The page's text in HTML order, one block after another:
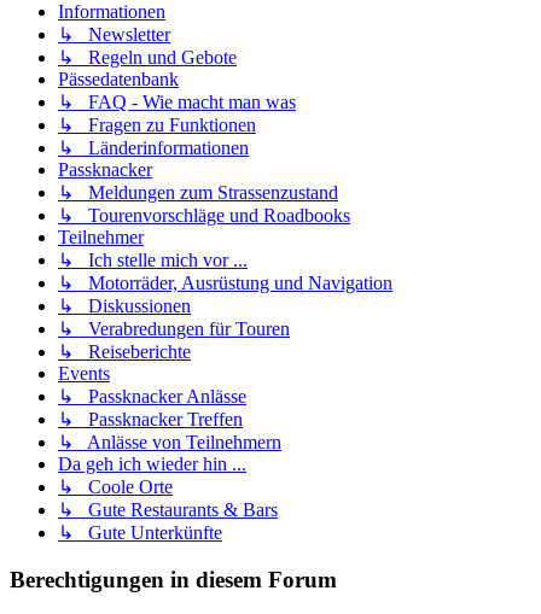
Informationen
↳ Newsletter
↳ Regeln und Gebote
Pässedatenbank
↳ FAQ - Wie macht man was
↳ Fragen zu Funktionen
↳ Länderinformationen
Passknacker
↳ Meldungen zum Strassenzustand
↳ Tourenvorschläge und Roadbooks
Teilnehmer
↳ Ich stelle mich vor ...
↳ Motorräder, Ausrüstung und Navigation
↳ Diskussionen
↳ Verabredungen für Touren
↳ Reiseberichte
Events
↳ Passknacker Anlässe
↳ Passknacker Treffen
↳ Anlässe von Teilnehmern
Da geh ich wieder hin ...
↳ Coole Orte
↳ Gute Restaurants & Bars
↳ Gute Unterkünfte
Berechtigungen in diesem Forum